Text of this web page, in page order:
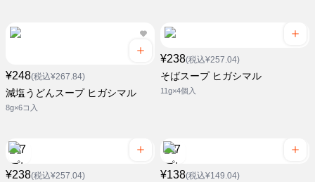
¥248(税込¥267.84)
減塩うどんスープ ヒガシマル
8g×6コ入
¥238(税込¥257.04)
そばスープ ヒガシマル
11g×4個入
¥238(税込¥257.04) ¥138(税込¥149.04)